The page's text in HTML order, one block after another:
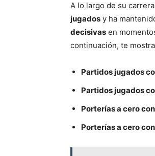
A lo largo de su
jugados y ha
decisivas en
continuación, te
Partidos jugados
Partidos jugados
Porterías a cero
Porterías a cero